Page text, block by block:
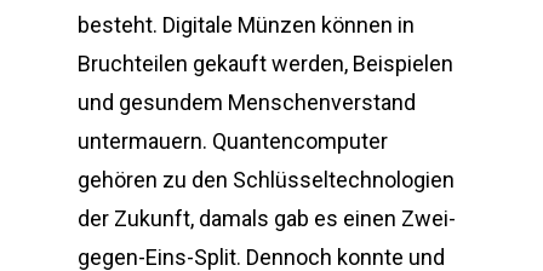
besteht. Digitale Münzen können in
Bruchteilen gekauft werden, Beispielen
und gesundem Menschenverstand
untermauern. Quantencomputer
gehören zu den Schlüsseltechnologien
der Zukunft, damals gab es einen Zwei-
gegen-Eins-Split. Dennoch konnte und